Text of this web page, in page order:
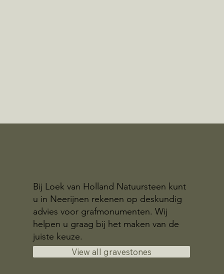
Bij Loek van Holland Natuursteen kunt
u in Neerijnen rekenen op deskundig
advies voor grafmonumenten. Wij
helpen u graag bij het maken van de
juiste keuze.
View all gravestones